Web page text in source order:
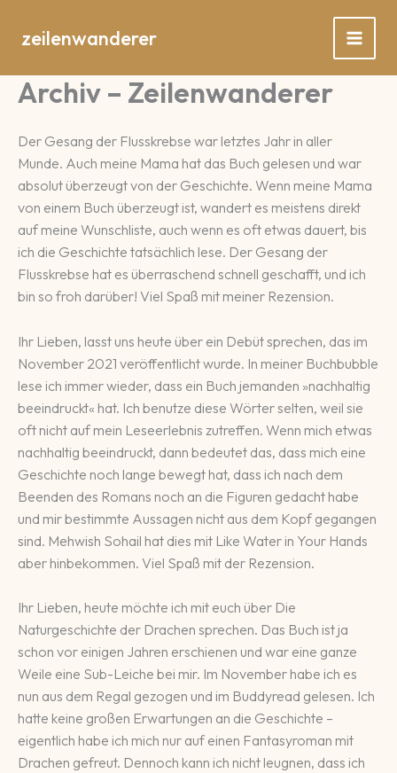
Inhaltzeilenwanderer
Archiv – Zeilenwanderer
Der Gesang der Flusskrebse war letztes Jahr in aller
Munde. Auch meine Mama hat das Buch gelesen und war
absolut überzeugt von der Geschichte. Wenn meine Mama
von einem Buch überzeugt ist, wandert es meistens direkt
auf meine Wunschliste, auch wenn es oft etwas dauert, bis
ich die Geschichte tatsächlich lese. Der Gesang der
Flusskrebse hat es überraschend schnell geschafft, und ich
bin so froh darüber! Viel Spaß mit meiner Rezension.
Ihr Lieben, lasst uns heute über ein Debüt sprechen, das im
November 2021 veröffentlicht wurde. In meiner Buchbubble
lese ich immer wieder, dass ein Buch jemanden »nachhaltig
beeindruckt« hat. Ich benutze diese Wörter selten, weil sie
oft nicht auf mein Leseerlebnis zutreffen. Wenn mich etwas
nachhaltig beeindruckt, dann bedeutet das, dass mich eine
Geschichte noch lange bewegt hat, dass ich nach dem
Beenden des Romans noch an die Figuren gedacht habe
und mir bestimmte Aussagen nicht aus dem Kopf gegangen
sind. Mehwish Sohail hat dies mit Like Water in Your Hands
aber hinbekommen. Viel Spaß mit der Rezension.
Ihr Lieben, heute möchte ich mit euch über Die
Naturgeschichte der Drachen sprechen. Das Buch ist ja
schon vor einigen Jahren erschienen und war eine ganze
Weile eine Sub-Leiche bei mir. Im November habe ich es
nun aus dem Regal gezogen und im Buddyread gelesen. Ich
hatte keine großen Erwartungen an die Geschichte –
eigentlich habe ich mich nur auf einen Fantasyroman mit
Drachen gefreut. Dennoch kann ich nicht leugnen, dass ich